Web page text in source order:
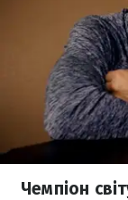
Чемпіон